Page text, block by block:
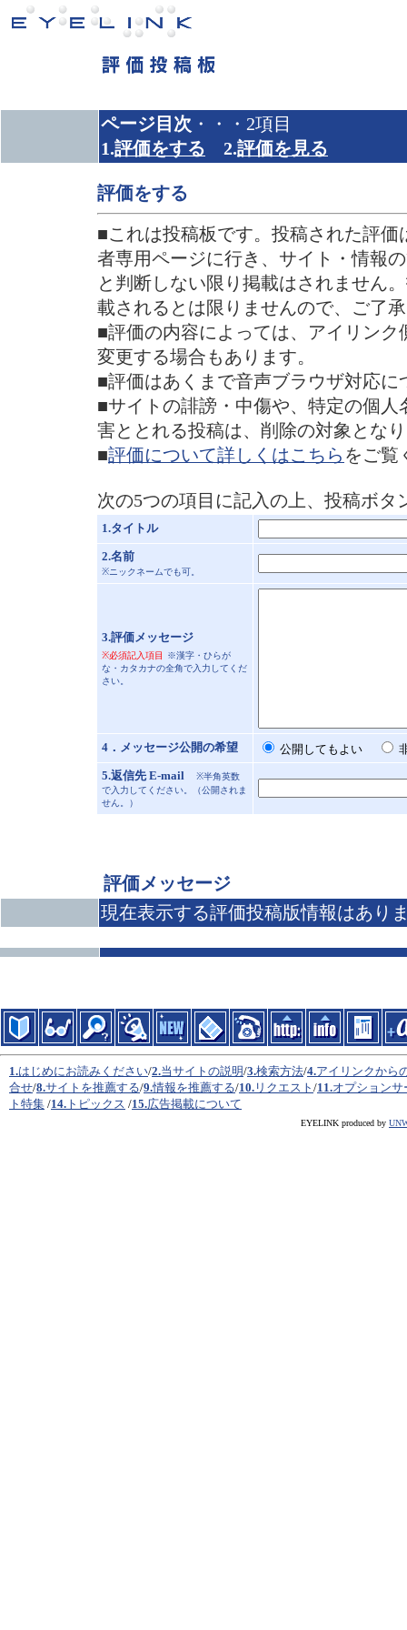
ページ目次 ・・・2項目
1.評価をする 2.評価を見る
評価をする
■これは投稿板です。投稿された評
者専用ページに行き、サイト・情報
と判断しない限り掲載はされません
載されるとは限りませんので、ご了
■評価の内容によっては、アイリン
変更する場合もあります。
■評価はあくまで音声ブラウザ対応
■サイトの誹謗・中傷や、特定の個
害ととれる投稿は、削除の対象とな
■評価について詳しくはこちら をご覧
次の5つの項目に記入の上、投稿ボタ
1.タイトル
2.名前
※ニックネームでも可。
3.評価メッセージ
※必須記入項目
※漢字・ひらが
な・カタカナの全角で入力してくだ
さい。
4．メッセージ公開の希望 公開してもよい
5.返信先 E-mail
※半角英数
で入力してください。（公開されま
せん。）
評価メッセージ
現在表示する評価投稿版情報はあり
1.はじめにお読みください/2.当サイトの説明/3.検索方法/4.アイリンクから
合せ/8.サイトを推薦する/9.情報を推薦する/10. リクエスト /11.オプションサ
ト特集 /14. トピックス /15.広告掲載について
EYELINK produced by